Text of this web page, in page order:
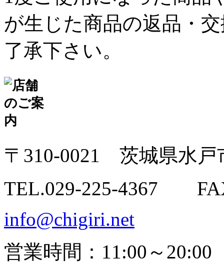
が生じた商品の返品・
了承下さい。
〒310-0021 茨城県水戸
TEL.029-225-4367
info@chigiri.net
営業時間：11:00～20:00